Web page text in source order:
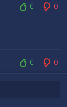
0
0
0
0
не странно